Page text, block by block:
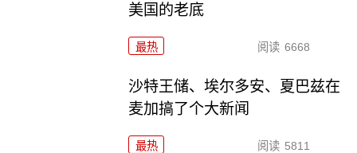
美国的老底
最热 阅读 6668
沙特王储、埃尔多安、夏巴兹在
麦加搞了个大新闻
最热 阅读 5811